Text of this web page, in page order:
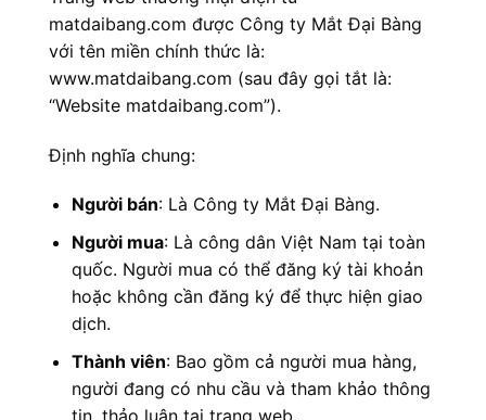
matdaibang.com được Công ty Mắt Đại Bàng
với tên miền chính thức là:
www.matdaibang.com (sau đây gọi tắt là:
“Website matdaibang.com”).
Định nghĩa chung:
Người bán: Là Công ty Mắt Đại Bàng.
Người mua: Là công dân Việt Nam tại toàn
quốc. Người mua có thể đăng ký tài khoản
hoặc không cần đăng ký để thực hiện giao
dịch.
Thành viên: Bao gồm cả người mua hàng,
người đang có nhu cầu và tham khảo thông
tin, thảo luận tại trang web.